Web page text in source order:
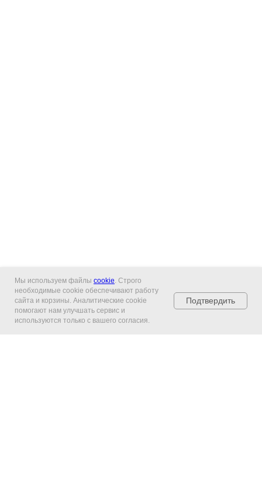
Мы используем файлы cookie. Строго
необходимые cookie обеспечивают работу
сайта и корзины. Аналитические cookie
помогают нам улучшать сервис и
используются только с вашего согласия.
Подтвердить